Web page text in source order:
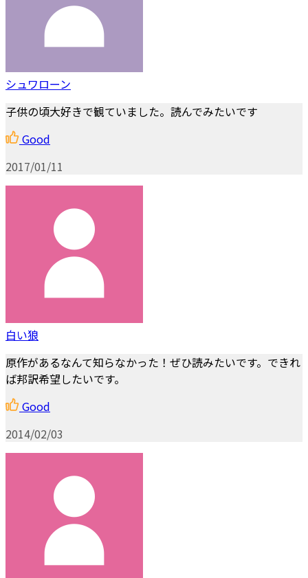
シュワローン
子供の頃大好きで観ていました。読んでみたいです
Good
2017/01/11
白い狼
原作があるなんて知らなかった！ぜひ読みたいです。できれ
ば邦訳希望したいです。
Good
2014/02/03